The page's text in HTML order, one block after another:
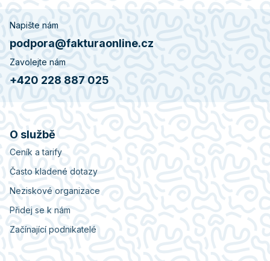
Napište nám
podpora@fakturaonline.cz
Zavolejte nám
+420 228 887 025
O službě
Ceník a tarify
Často kladené dotazy
Neziskové organizace
Přidej se k nám
Začínající podnikatelé